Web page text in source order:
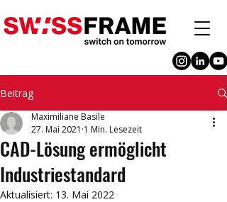
Beitrag
CAD-Lösung ermöglicht
Industriestandard
Maximiliane Basile
27. Mai 2021 1 Min. Lesezeit
Aktualisiert: 13. Mai 2022